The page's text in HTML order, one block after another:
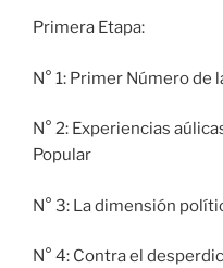
Primera Etapa:
N° 1: Primer Número de
N° 2: Experiencias
Popular
N° 3: La dimensión
N° 4: Contra el